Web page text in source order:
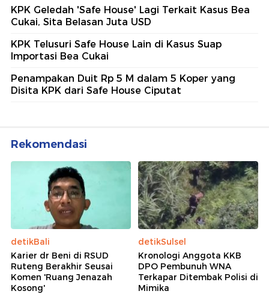
KPK Geledah 'Safe House' Lagi Terkait Kasus Bea
Cukai, Sita Belasan Juta USD
KPK Telusuri Safe House Lain di Kasus Suap
Importasi Bea Cukai
Penampakan Duit Rp 5 M dalam 5 Koper yang
Disita KPK dari Safe House Ciputat
Rekomendasi
detikBali
Karier dr Beni di RSUD
Ruteng Berakhir Seusai
Komen 'Ruang Jenazah
Kosong'
detikSulsel
Kronologi Anggota KKB
DPO Pembunuh WNA
Terkapar Ditembak Polisi di
Mimika